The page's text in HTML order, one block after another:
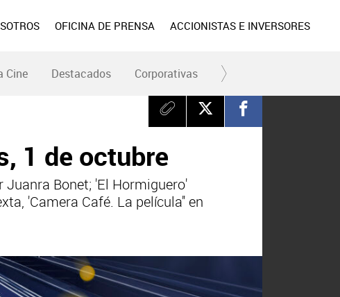
OFICINA DE PRENSA ACCIONISTAS E INVERSORES
Cine Destacados Corporativas RC y Fundación
1 de octubre
Juanra Bonet; 'El Hormiguero'
'Camera Café. La película'' en